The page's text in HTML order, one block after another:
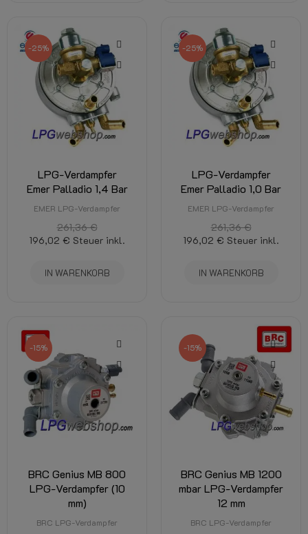
-25%
LPG-Verdampfer
Emer Palladio 1,4 Bar
EMER LPG-Verdampfer
261,36 €
196,02 € Steuer inkl.
IN WARENKORB
-25%
LPG-Verdampfer
Emer Palladio 1,0 Bar
EMER LPG-Verdampfer
261,36 €
196,02 € Steuer inkl.
IN WARENKORB
-15%
BRC Genius MB 800
LPG-Verdampfer (10
mm)
BRC LPG-Verdampfer
-15%
BRC Genius MB 1200
mbar LPG-Verdampfer
12 mm
BRC LPG-Verdampfer